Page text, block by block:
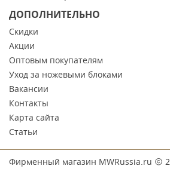
ДОПОЛНИТЕЛЬНО
Скидки
Акции
Оптовым покупателям
Уход за ножевыми блоками
Вакансии
Контакты
Карта сайта
Статьи
Фирменный магазин MWRussia.ru